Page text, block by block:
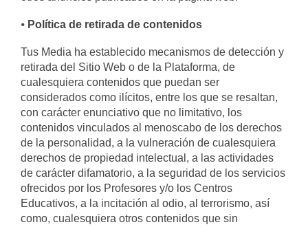
⦁ Política de retirada de contenidos
Tus Media ha establecido mecanismos de detección y
retirada del Sitio Web o de la Plataforma, de
cualesquiera contenidos que puedan ser
considerados como ilícitos, entre los que se resaltan,
con carácter enunciativo que no limitativo, los
contenidos vinculados al menoscabo de los derechos
de la personalidad, a la vulneración de cualesquiera
derechos de propiedad intelectual, a las actividades
de carácter difamatorio, a la seguridad de los servicios
ofrecidos por los Profesores y/o los Centros
Educativos, a la incitación al odio, al terrorismo, así
como, cualesquiera otros contenidos que sin